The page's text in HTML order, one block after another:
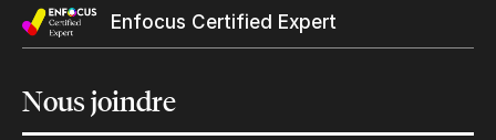
Enfocus Certified Expert
Nousjoindre
Restons en contact